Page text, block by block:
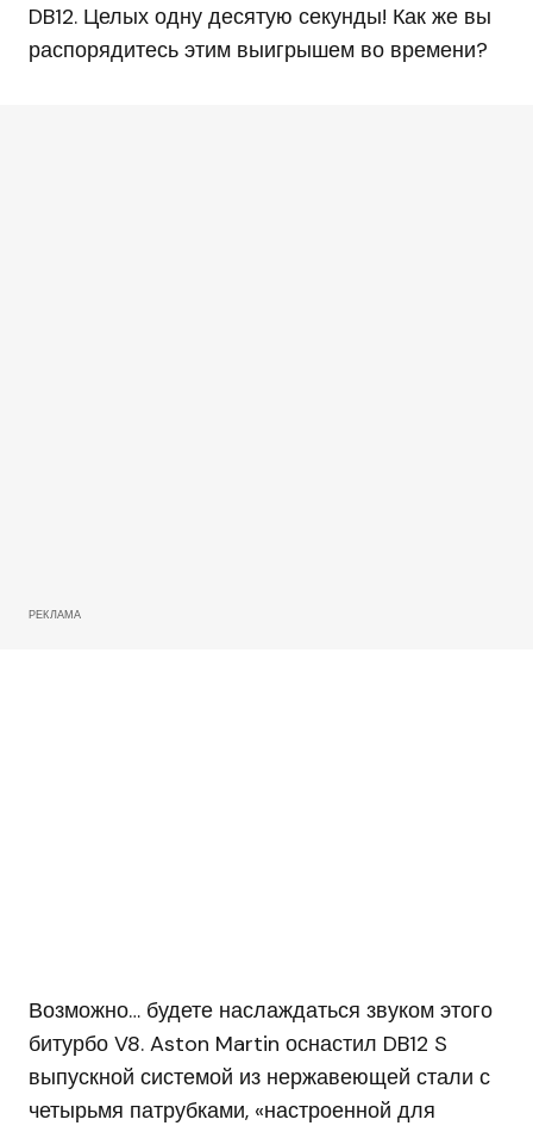
DB12. Целых одну десятую секунды! Как же вы
распорядитесь этим выигрышем во времени?
РЕКЛАМА
Возможно… будете наслаждаться звуком этого
битурбо V8. Aston Martin оснастил DB12 S
выпускной системой из нержавеющей стали с
четырьмя патрубками, «настроенной для